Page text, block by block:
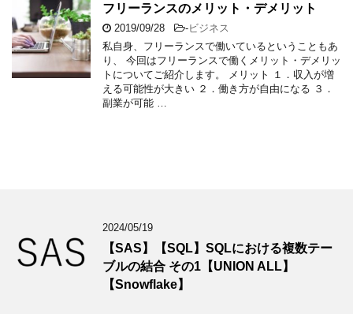
フリーランスのメリット・デメリット
2019/09/28 -ビジネス
私自身、フリーランスで働いているということもあ
り、 今回はフリーランスで働くメリット・デメリッ
トについてご紹介します。 メリット １．収入が増
える可能性が大きい ２．働き方が自由になる ３．
副業が可能 …
2024/05/19
【SAS】【SQL】SQLにおける複数テー
ブルの結合 その1【UNION ALL】
【Snowflake】